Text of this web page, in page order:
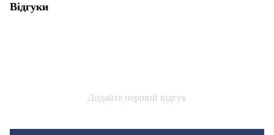
Відгуки
Додайте перший відгук